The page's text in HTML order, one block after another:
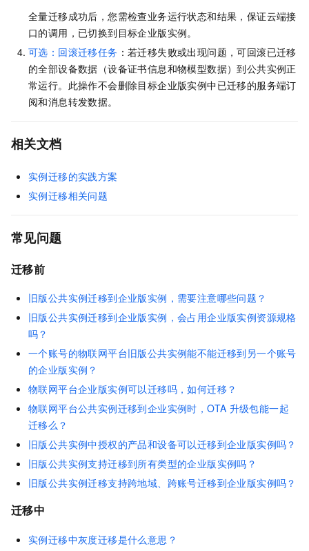
全量迁移成功后，您需检查业务运行状态和结果，保证云端接
口的调用，已切换到目标企业版实例。
可选：回滚迁移任务 ：若迁移失败或出现问题，可回滚已迁移
的全部设备数据（设备证书信息和物模型数据）到公共实例正
常运行。此操作不会删除目标企业版实例中已迁移的服务端订
阅和消息转发数据。
相关文档
实例迁移的实践方案
实例迁移相关问题
常见问题
迁移前
旧版公共实例迁移到企业版实例，需要注意哪些问题？
旧版公共实例迁移到企业版实例，会占用企业版实例资源规格
吗？
一个账号的物联网平台旧版公共实例能不能迁移到另一个账号
的企业版实例？
物联网平台企业版实例可以迁移吗，如何迁移？
物联网平台公共实例迁移到企业实例时，OTA 升级包能一起
迁移么？
旧版公共实例中授权的产品和设备可以迁移到企业版实例吗？
旧版公共实例支持迁移到所有类型的企业版实例吗？
旧版公共实例迁移支持跨地域、跨账号迁移到企业版实例吗？
迁移中
实例迁移中灰度迁移是什么意思？